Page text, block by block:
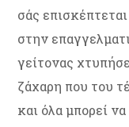
σάς
στην
γείτονας
ζάχαρη που του
και όλα μπορεί